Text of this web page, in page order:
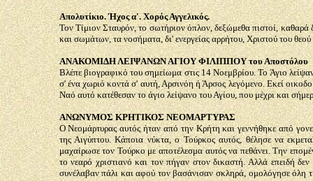
Απολυτίκιο. Ήχος α'. Χορός Αγγελικός.
Τον Τίμιον Σταυρόν, το σωτήριον όπλον, δεξώμεθα πιστοί, καθαρά
και σωμάτων, τα νοσήματα, δι' ενεργείας αρρήτου, Χριστού του
ΑΝΑΚΟΜΙΔΗ ΛΕΙΨΑΝΩΝ ΑΓΙΟΥ ΦΙΛΙΠΠΟΥ του Αποστόλου
Βλέπε βιογραφικό του σημείωμα στις 14 Νοεμβρίου. Το Άγιο
σ' ένα χωριό κοντά σ' αυτή, Αρσινόη ή Άρσος λεγόμενο. Εκεί
Ναό αυτό κατέθεσαν το άγιο λείψανο του Αγίου, που μέχρι και
ΑΝΩΝΥΜΟΣ ΚΡΗΤΙΚΟΣ ΝΕΟΜΑΡΤΥΡΑΣ
Ο Νεομάρτυρας αυτός ήταν από την Κρήτη και γεννήθηκε από
της Αιγύπτου. Κάποια νύκτα, ο Τούρκος αυτός, θέλησε να
μαχαίρωσε τον Τούρκο με αποτέλεσμα αυτός να πεθάνει. Την
το νεαρό χριστιανό και τον πήγαν στον δικαστή. Αλλά επειδή
συνέλαβαν πάλι και αφού τον βασάνισαν σκληρά, ομολόγησε όλη